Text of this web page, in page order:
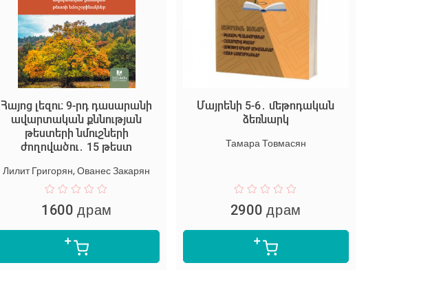
Հայոց լեզու։ 9-րդ դասարանի
ավարտական քննության
թեստերի նմուշների
ժողովածու․ 15 թեստ
Лилит Григорян, Ованес Закарян
1600 драм
Մայրենի 5-6․ մեթոդական
ձեռնարկ
Тамара Товмасян
2900 драм